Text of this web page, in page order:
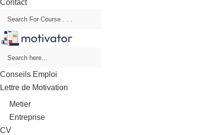
Contact
Conseils Emploi
Lettre de Motivation
Metier
Entreprise
CV